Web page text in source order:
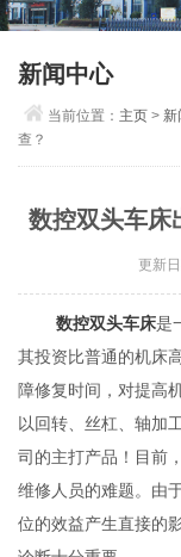
新闻中心
当前位置： 主页 > 新
查？
数控双头车床
更新
数控双头车床是
其投资比普通的机床
障修复时间，对提高
以回转、丝杠、轴加
司的主打产品！目前
维修人员的难题。由
位的效益产生直接的